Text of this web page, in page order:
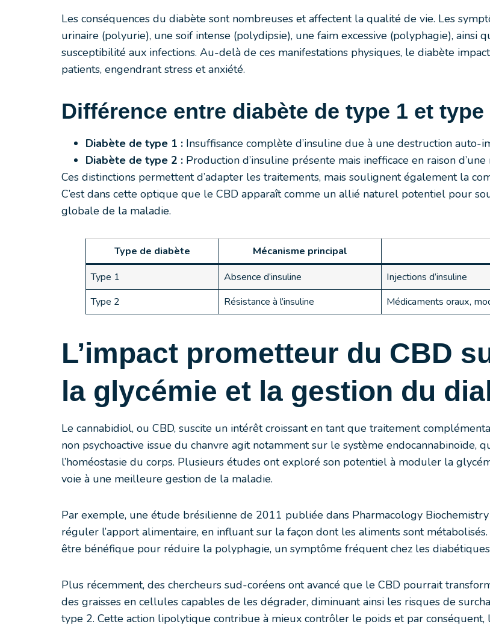
Les conséquences du diabète sont nombreuses et affectent la qualité de vie. Les
urinaire (polyurie), une soif intense (polydipsie), une faim excessive (polyphagie), ainsi
susceptibilité aux infections. Au-delà de ces manifestations physiques, le diabète
patients, engendrant stress et anxiété.
Différence entre diabète de type 1 et type
Diabète de type 1 : Insuffisance complète d’insuline due à une destruction auto-
Diabète de type 2 : Production d’insuline présente mais inefficace en raison
Ces distinctions permettent d’adapter les traitements, mais soulignent également la
C’est dans cette optique que le CBD apparaît comme un allié naturel potentiel pour
globale de la maladie.
Type de diabète Mécanisme principal
Type 1
Absence d’insuline
Injections d’insuline
Type 2
Résistance à l’insuline Médicaments oraux,
L’impact prometteur du CBD
la glycémie et la gestion du
Le cannabidiol, ou CBD, suscite un intérêt croissant en tant que traitement
non psychoactive issue du chanvre agit notamment sur le système
l’homéostasie du corps. Plusieurs études ont exploré son potentiel à moduler la
voie à une meilleure gestion de la maladie.
Par exemple, une étude brésilienne de 2011 publiée dans Pharmacology
réguler l’apport alimentaire, en influant sur la façon dont les aliments sont
être bénéfique pour réduire la polyphagie, un symptôme fréquent chez les
Plus récemment, des chercheurs sud-coréens ont avancé que le CBD pourrait
des graisses en cellules capables de les dégrader, diminuant ainsi les risques de
type 2. Cette action lipolytique contribue à mieux contrôler le poids et par conséquent,